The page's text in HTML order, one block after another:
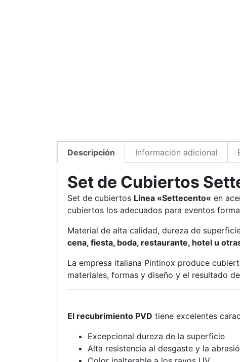
Descripción Información adicional
Set de Cubiertos
Set de cubiertos Línea «Settecento« en
cubiertos los adecuados para eventos
Material de alta calidad, dureza de
cena, fiesta, boda, restaurante, hotel u
La empresa italiana Pintinox produce
materiales, formas y diseño y el resultado
El recubrimiento PVD tiene excelentes
Excepcional dureza de la superficie
Alta resistencia al desgaste y la